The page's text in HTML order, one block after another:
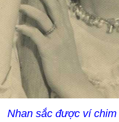
Nhan sắc được ví